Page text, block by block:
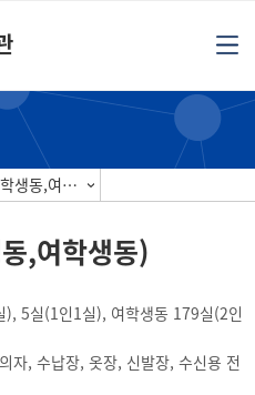
신관(남학생동,여학생동)
,여학생동)
5실(1인1실), 여학생동 179실(2인
자, 수납장, 옷장, 신발장, 수신용 전